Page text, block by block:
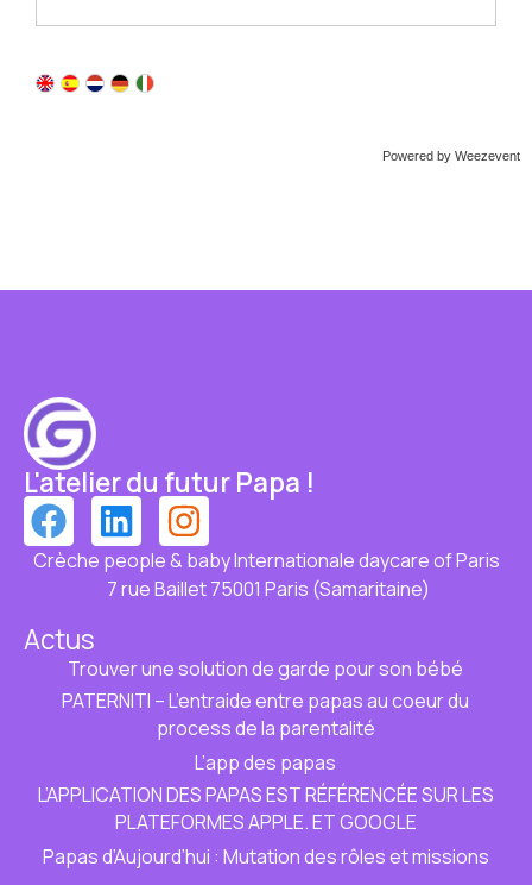
Powered by Weezevent
L'atelier du futur Papa !
Crèche people & baby Internationale daycare of Paris
7 rue Baillet 75001 Paris (Samaritaine)
Actus
Trouver une solution de garde pour son bébé
PATERNITI – L’entraide entre papas au coeur du
process de la parentalité
L’app des papas
L’APPLICATION DES PAPAS EST RÉFÉRENCÉE SUR LES
PLATEFORMES APPLE. ET GOOGLE
Papas d’Aujourd’hui : Mutation des rôles et missions